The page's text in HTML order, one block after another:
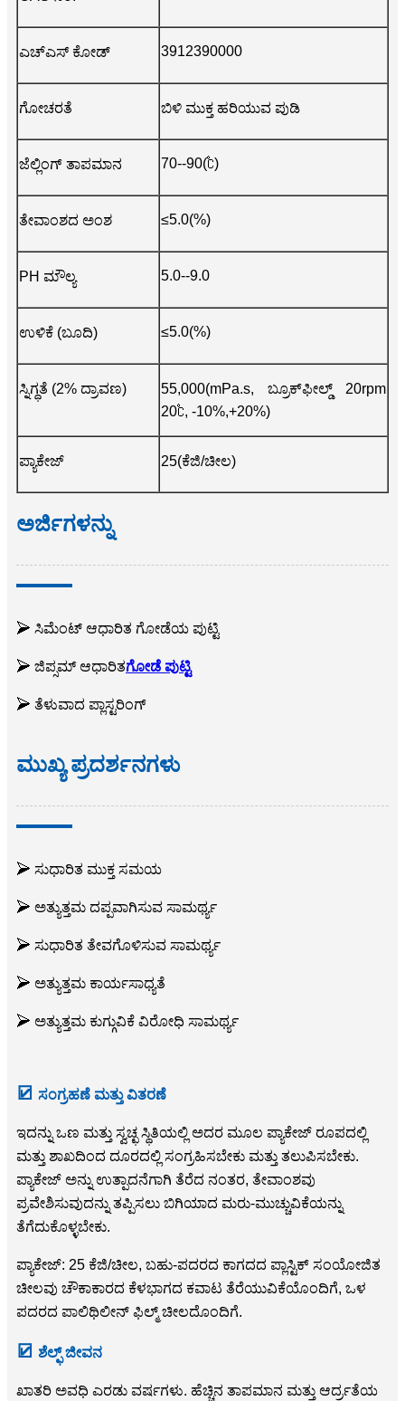
ಎಚ್ಎಸ್ ಕೋಡ್ 3912390000
ಗೋಚರತೆ ಬಿಳಿ ಮುಕ್ತ ಹರಿಯುವ ಪುಡಿ
ಜೆಲ್ಲಿಂಗ್ ತಾಪಮಾನ 70--90(℃)
ತೇವಾಂಶದ ಅಂಶ ≤5.0(%)
PH ಮೌಲ್ಯ 5.0--9.0
ಉಳಿಕೆ (ಬೂದಿ) ≤5.0(%)
ಸ್ನಿಗ್ಧತೆ (2% ದ್ರಾವಣ)
55,000(mPa.s, ಬ್ರೂಕ್‌ಫೀಲ್ಡ್ 20rpm
20℃, -10%,+20%)
ಪ್ಯಾಕೇಜ್ 25(ಕೆಜಿ/ಚೀಲ)
ಅರ್ಜಿಗಳನ್ನು
➢ ಸಿಮೆಂಟ್ ಆಧಾರಿತ ಗೋಡೆಯ ಪುಟ್ಟಿ
➢ ಜಿಪ್ಸಮ್ ಆಧಾರಿತಗೋಡೆ ಪುಟ್ಟಿ
➢ ತೆಳುವಾದ ಪ್ಲಾಸ್ಟರಿಂಗ್
ಮುಖ್ಯ ಪ್ರದರ್ಶನಗಳು
➢ ಸುಧಾರಿತ ಮುಕ್ತ ಸಮಯ
➢ ಅತ್ಯುತ್ತಮ ದಪ್ಪವಾಗಿಸುವ ಸಾಮರ್ಥ್ಯ
➢ ಸುಧಾರಿತ ತೇವಗೊಳಿಸುವ ಸಾಮರ್ಥ್ಯ
➢ ಅತ್ಯುತ್ತಮ ಕಾರ್ಯಸಾಧ್ಯತೆ
➢ ಅತ್ಯುತ್ತಮ ಕುಗ್ಗುವಿಕೆ ವಿರೋಧಿ ಸಾಮರ್ಥ್ಯ
☑ ಸಂಗ್ರಹಣೆ ಮತ್ತು ವಿತರಣೆ
ಇದನ್ನು ಒಣ ಮತ್ತು ಸ್ವಚ್ಛ ಸ್ಥಿತಿಯಲ್ಲಿ ಅದರ ಮೂಲ ಪ್ಯಾಕೇಜ್ ರೂಪದಲ್ಲಿ
ಮತ್ತು ಶಾಖದಿಂದ ದೂರದಲ್ಲಿ ಸಂಗ್ರಹಿಸಬೇಕು ಮತ್ತು ತಲುಪಿಸಬೇಕು.
ಪ್ಯಾಕೇಜ್ ಅನ್ನು ಉತ್ಪಾದನೆಗಾಗಿ ತೆರೆದ ನಂತರ, ತೇವಾಂಶವು
ಪ್ರವೇಶಿಸುವುದನ್ನು ತಪ್ಪಿಸಲು ಬಿಗಿಯಾದ ಮರು-ಮುಚ್ಚುವಿಕೆಯನ್ನು
ತೆಗೆದುಕೊಳ್ಳಬೇಕು.
ಪ್ಯಾಕೇಜ್: 25 ಕೆಜಿ/ಚೀಲ, ಬಹು-ಪದರದ ಕಾಗದದ ಪ್ಲಾಸ್ಟಿಕ್ ಸಂಯೋಜಿತ
ಚೀಲವು ಚೌಕಾಕಾರದ ಕೆಳಭಾಗದ ಕವಾಟ ತೆರೆಯುವಿಕೆಯೊಂದಿಗೆ, ಒಳ
ಪದರದ ಪಾಲಿಥಿಲೀನ್ ಫಿಲ್ಮ್ ಚೀಲದೊಂದಿಗೆ.
☑ ಶೆಲ್ಫ್ ಜೀವನ
ಖಾತರಿ ಅವಧಿ ಎರಡು ವರ್ಷಗಳು. ಹೆಚ್ಚಿನ ತಾಪಮಾನ ಮತ್ತು ಆರ್ದ್ರತೆಯ